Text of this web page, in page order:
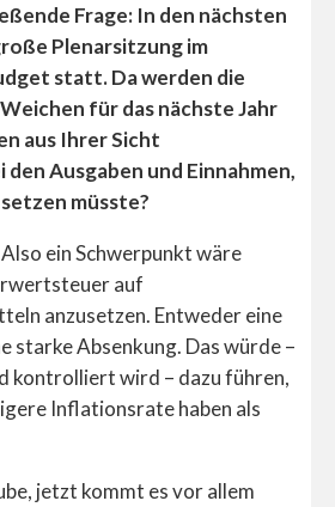
Frage: In den nächsten
Plenarsitzung im
statt. Da werden die
für das nächste Jahr
aus Ihrer Sicht
Ausgaben und Einnahmen,
müsste?
Also ein Schwerpunkt wäre
auf
anzusetzen. Entweder eine
starke Absenkung. Das würde –
kontrolliert wird – dazu führen,
Inflationsrate haben als
jetzt kommt es vor allem